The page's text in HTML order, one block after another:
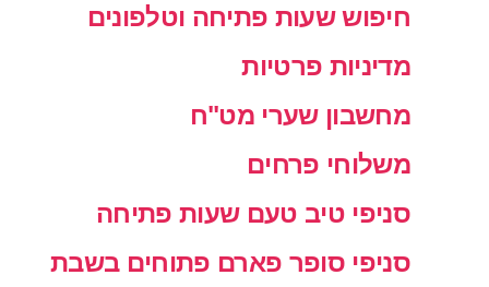
חיפוש שעות פתיחה וטלפונים
מדיניות פרטיות
מחשבון שערי מט"ח
משלוחי פרחים
סניפי טיב טעם שעות פתיחה
סניפי סופר פארם פתוחים בשבת